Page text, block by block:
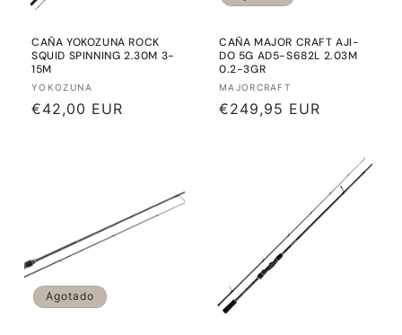
CAÑA YOKOZUNA ROCK
SQUID SPINNING 2.30M 3-
15M
Proveedor:
YOKOZUNA
Precio
€42,00 EUR
CAÑA MAJOR CRAFT AJI-
DO 5G AD5-S682L 2.03M
0.2-3GR
Proveedor:
MAJORCRAFT
Precio
€249,95 EUR
Agotado